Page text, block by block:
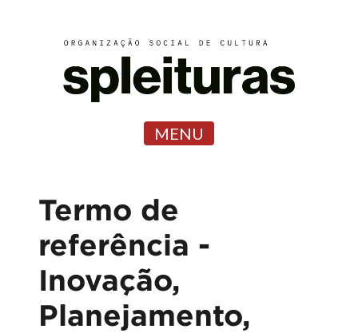
MENU
Termo de
referência -
Inovação,
Planejamento,